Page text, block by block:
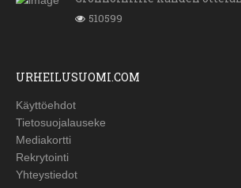
510599
URHEILUSUOMI.COM
Käyttöehdot
Tietosuojalauseke
Mediakortti
Rekrytointi
Yhteystiedot